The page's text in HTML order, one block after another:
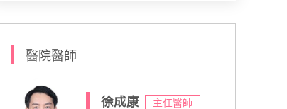
醫院醫師
徐成康 主任醫師